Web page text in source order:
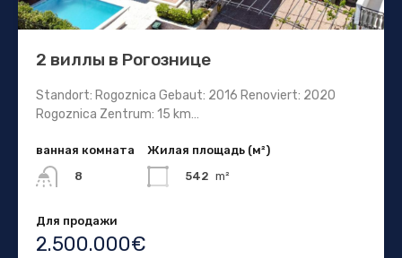
2 виллы в Рогознице
Standort: Rogoznica Gebaut: 2016 Renoviert: 2020
Rogoznica Zentrum: 15 km…
ванная комната
8
Жилая площадь (м²)
542 m²
Для продажи
2.500.000€